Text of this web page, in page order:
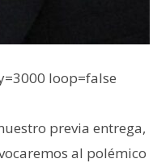
loop=false
previa entrega,
al polémico